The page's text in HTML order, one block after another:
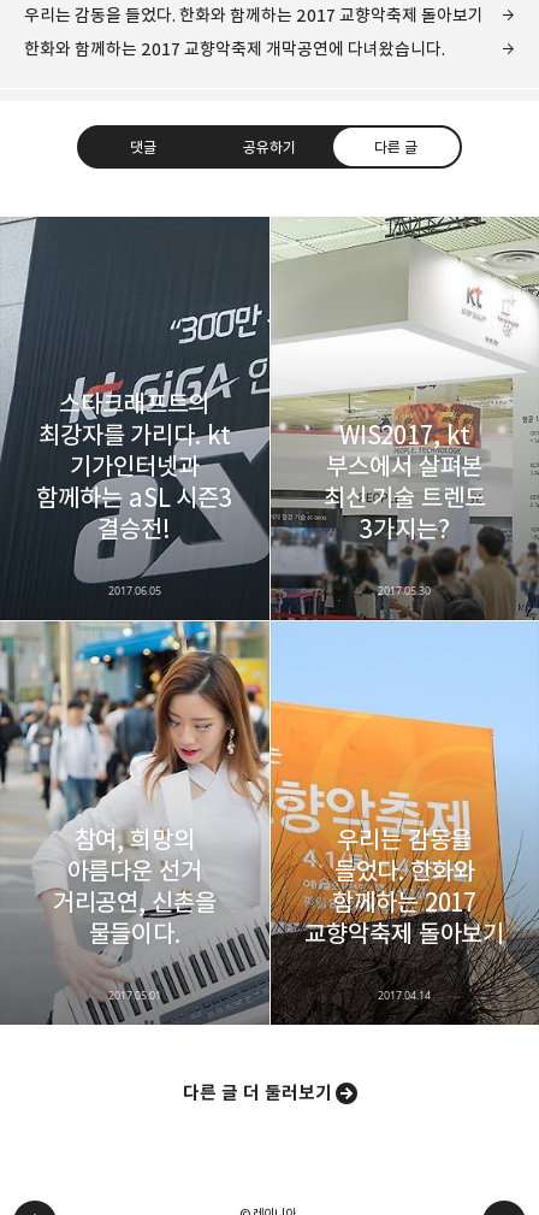
우리는 감동을 들었다. 한화와 함께하는 2017 교향악축제 돌아보기
한화와 함께하는 2017 교향악축제 개막공연에 다녀왔습니다.
댓글 공유하기 다른 글
다방면의 깊은 관심과 얕은 이해도를 갖춘 보편적
비주류이자 진화하는 영원한 주변인.
구독하기
카카오톡 트위터
카카오스토리 밴드 네이버 블로그
스타크래프트의
최강자를 가리다. kt
기가인터넷과
함께하는 aSL 시즌3
결승전!
2017.06.05
WIS2017, kt
부스에서 살펴본
최신 기술 트렌드
3가지는?
2017.05.30
참여, 희망의
아름다운 선거
거리공연, 신촌을
물들이다.
2017.05.01
우리는 감동을
들었다. 한화와
함께하는 2017
교향악축제 돌아보기
2017.04.14
다른 글 더 둘러보기